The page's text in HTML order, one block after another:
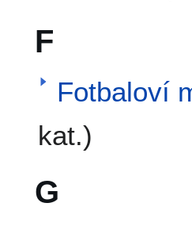
F
Fotbaloví
kat.)
G